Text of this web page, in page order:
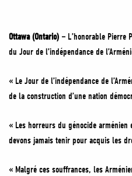
Ottawa (Ontario) – L’honorable Pierre
du Jour de l’indépendance de
« Le Jour de l’indépendance de
de la construction d’une nation
« Les horreurs du génocide arménien
devons jamais tenir pour acquis les
« Malgré ces souffrances, les